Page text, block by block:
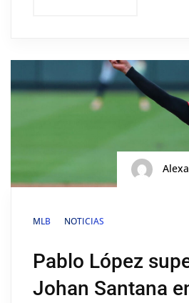
MLB NOTICIAS
Pablo López
Johan Santana